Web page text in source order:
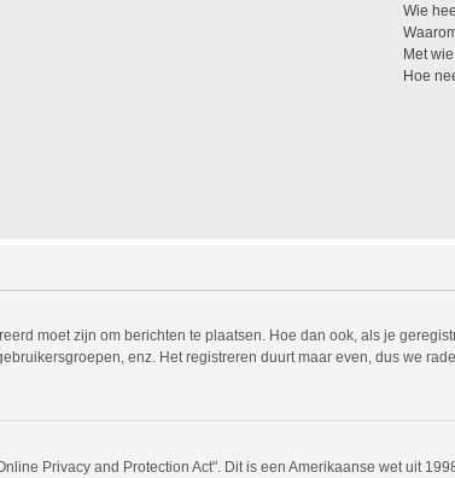
Wie
Met
Hoe
moet zijn om berichten te plaatsen. Hoe dan ook, als je
enz. Het registreren duurt maar even, dus we
Privacy and Protection Act". Dit is een Amerikaanse wet uit